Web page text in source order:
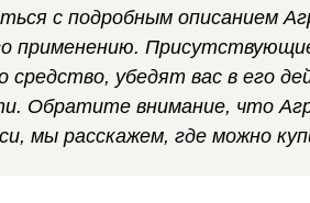
с подробным описанием
применению.
средство, убедят вас в его
Обратите внимание, что
мы расскажем, где можно